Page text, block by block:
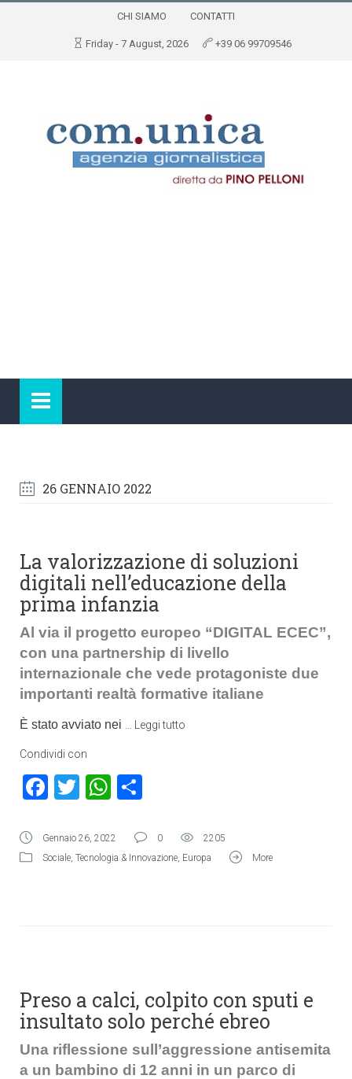
CHI SIAMO CONTATTI
Friday - 7 August, 2026 +39 06 99709546
26 GENNAIO 2022
La valorizzazione di soluzioni
digitali nell’educazione della
prima infanzia
Al via il progetto europeo “DIGITAL ECEC”,
con una partnership di livello
internazionale che vede protagoniste due
importanti realtà formative italiane
È stato avviato nei Leggi tutto
Condividi con
Facebook
TwitterWhatsApp
Gennaio 26, 2022 0
2205
Sociale, Tecnologia & Innovazione, Europa More
Preso a calci, colpito con sputi e
insultato solo perché ebreo
Una riflessione sull’aggressione antisemita
a un bambino di 12 anni in un parco di